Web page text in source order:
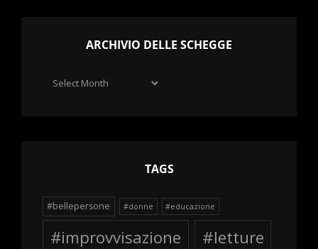
ARCHIVIO DELLE SCHEGGE
Archivio
TAGS
#bellepersone #donne #educazione
#improvvisazione
#letture